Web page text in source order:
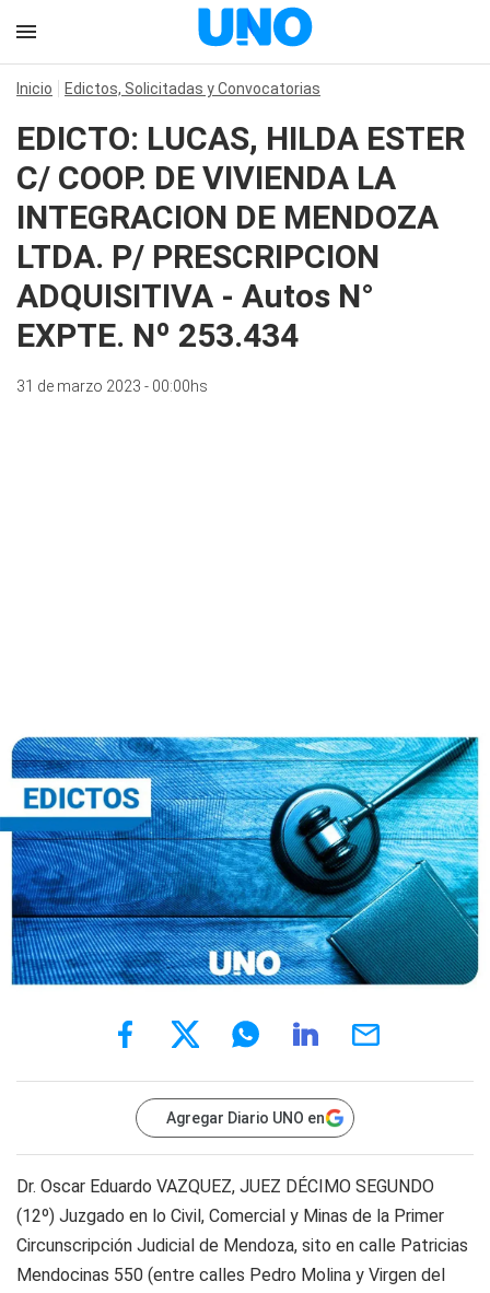
Inicio Edictos, Solicitadas y Convocatorias
EDICTO: LUCAS, HILDA ESTER
C/ COOP. DE VIVIENDA LA
INTEGRACION DE MENDOZA
LTDA. P/ PRESCRIPCION
ADQUISITIVA - Autos N°
EXPTE. Nº 253.434
31 de marzo 2023 - 00:00hs
Agregar Diario UNO en
Dr. Oscar Eduardo VAZQUEZ, JUEZ DÉCIMO SEGUNDO
(12º) Juzgado en lo Civil, Comercial y Minas de la Primer
Circunscripción Judicial de Mendoza, sito en calle Patricias
Mendocinas 550 (entre calles Pedro Molina y Virgen del